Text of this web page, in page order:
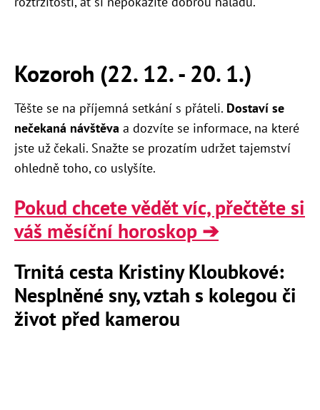
Kozoroh (22. 12. - 20. 1.)
Těšte se na příjemná setkání s přáteli. Dostaví se
nečekaná návštěva a dozvíte se informace, na které
jste už čekali. Snažte se prozatím udržet tajemství
ohledně toho, co uslyšíte.
Pokud chcete vědět víc, přečtěte si
váš měsíční horoskop ➔
Trnitá cesta Kristiny Kloubkové:
Nesplněné sny, vztah s kolegou či
život před kamerou